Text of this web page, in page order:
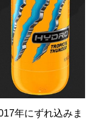
年にずれ込みま